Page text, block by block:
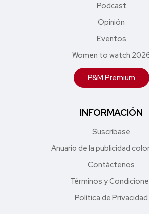
Podcast
Opinión
Eventos
Women to watch
P&M Premium
INFORMACIÓN
Suscríbase
Anuario de la publicidad
Contáctenos
Términos y
Política de Privacidad